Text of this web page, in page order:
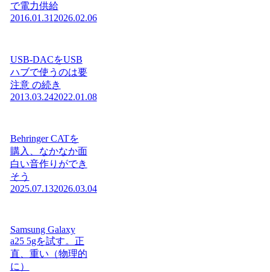
で電力供給
2016.01.31 2026.02.06
USB-DACをUSB
ハブで使うのは要
注意 の続き
2013.03.242022.01.08
Behringer CATを
購入、なかなか面
白い音作りができ
そう
2025.07.132026.03.04
Samsung Galaxy
a25 5gを試す。正
直、重い（物理的
に）